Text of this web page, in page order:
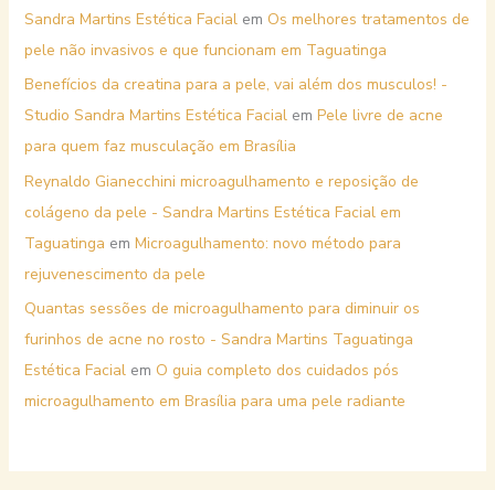
Sandra Martins Estética Facialem Os melhores tratamentos de
pele não invasivos e que funcionam em Taguatinga
Benefícios da creatina para a pele, vai além dos musculos! -
Studio Sandra Martins Estética Facialem Pele livre de acne
para quem faz musculação em Brasília
Reynaldo Gianecchini microagulhamento e reposição de
colágeno da pele - Sandra Martins Estética Facial em
Taguatinga em Microagulhamento: novo método para
rejuvenescimento da pele
Quantas sessões de microagulhamento para diminuir os
furinhos de acne no rosto - Sandra Martins Taguatinga
Estética Facialem O guia completo dos cuidados pós
microagulhamento em Brasília para uma pele radiante